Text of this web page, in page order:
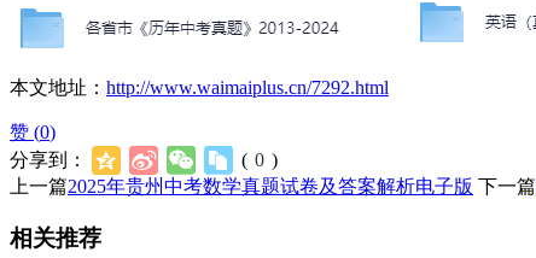
本文地址： http://www.waimaiplus.cn/7292.html
赞 (0)
分享到：
( 0 )
上一篇2025年贵州中考数学真题试卷及答案解析电子版 下一篇
相关推荐